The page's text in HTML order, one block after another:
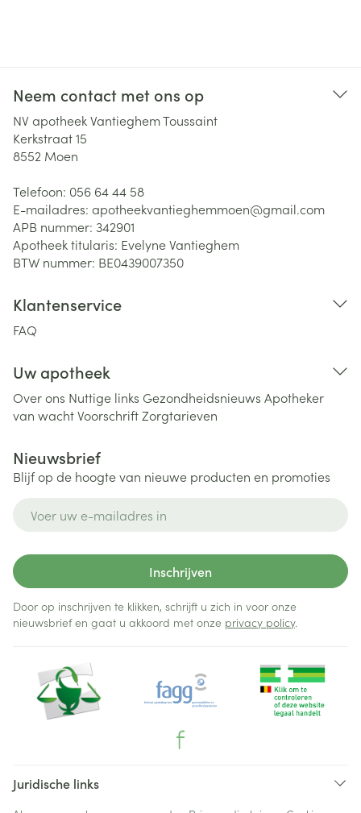
Neem contact met ons op
NV apotheek Vantieghem Toussaint
Kerkstraat 15
8552 Moen
Telefoon: 056 64 44 58
E-mailadres: apotheekvantieghemmoen@gmail.com
APB nummer: 342901
Apotheek titularis: Evelyne Vantieghem
BTW nummer: BE0439007350
Klantenservice
FAQ
Uw apotheek
Over ons Nuttige links Gezondheidsnieuws Apotheker
van wachtVoorschriftZorgtarieven
Nieuwsbrief
Blijf op de hoogte van nieuwe producten en promoties
Inschrijven
Door op inschrijven te klikken, schrijft u zich in voor onze
nieuwsbrief en gaat u akkoord met onze privacy policy.
Juridische links